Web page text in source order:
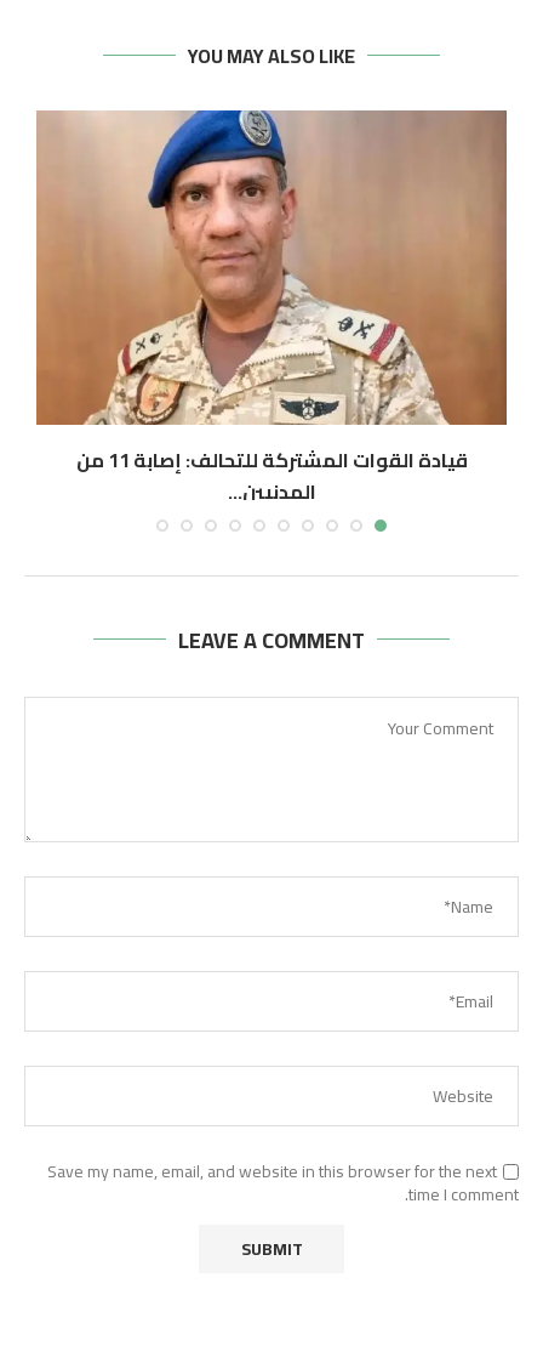
YOU MAY ALSO LIKE
قيادة القوات المشتركة للتحالف: إصابة 11 من
المدنيين...
أغسطس 6, 2026
LEAVE A COMMENT
Save my name, email, and website in this browser for the next
time I comment.